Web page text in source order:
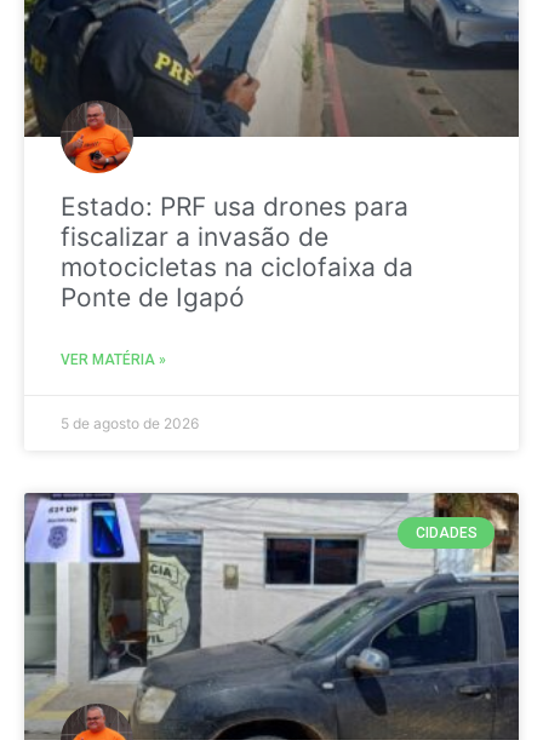
Estado: PRF usa drones para
fiscalizar a invasão de
motocicletas na ciclofaixa da
Ponte de Igapó
VER MATÉRIA »
5 de agosto de 2026
CIDADES